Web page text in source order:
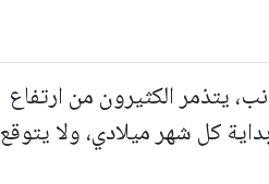
يتذمر الكثيرون من ارتفاع
كل شهر ميلادي، ولا يتوقع